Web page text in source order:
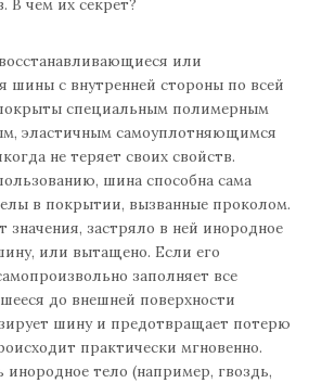
чем их секрет?
или
с внутренней стороны по всей
специальным полимерным
эластичным самоуплотняющимся
не теряет своих свойств.
шина способна сама
в покрытии, вызванные проколом.
значения, застряло в ней инородное
или вытащено. Если его
заполняет все
до внешней поверхности
шину и предотвращает потерю
практически мгновенно.
инородное тело (например, гвоздь,